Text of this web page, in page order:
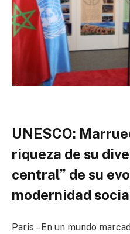
UNESCO:
riqueza de su
central” de su
modernidad
Paris – En un mundo